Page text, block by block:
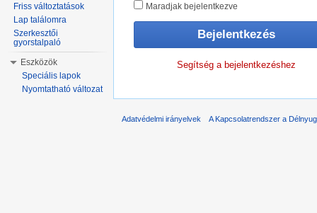
Maradjak bejelentkezve
Segítség a bejelentkezéshez
Friss változtatások
Lap találomra
Szerkesztői
gyorstalpaló
Eszközök
Speciális lapok
Nyomtatható változat
Adatvédelmi irányelvek A Kapcsolatrendszer a